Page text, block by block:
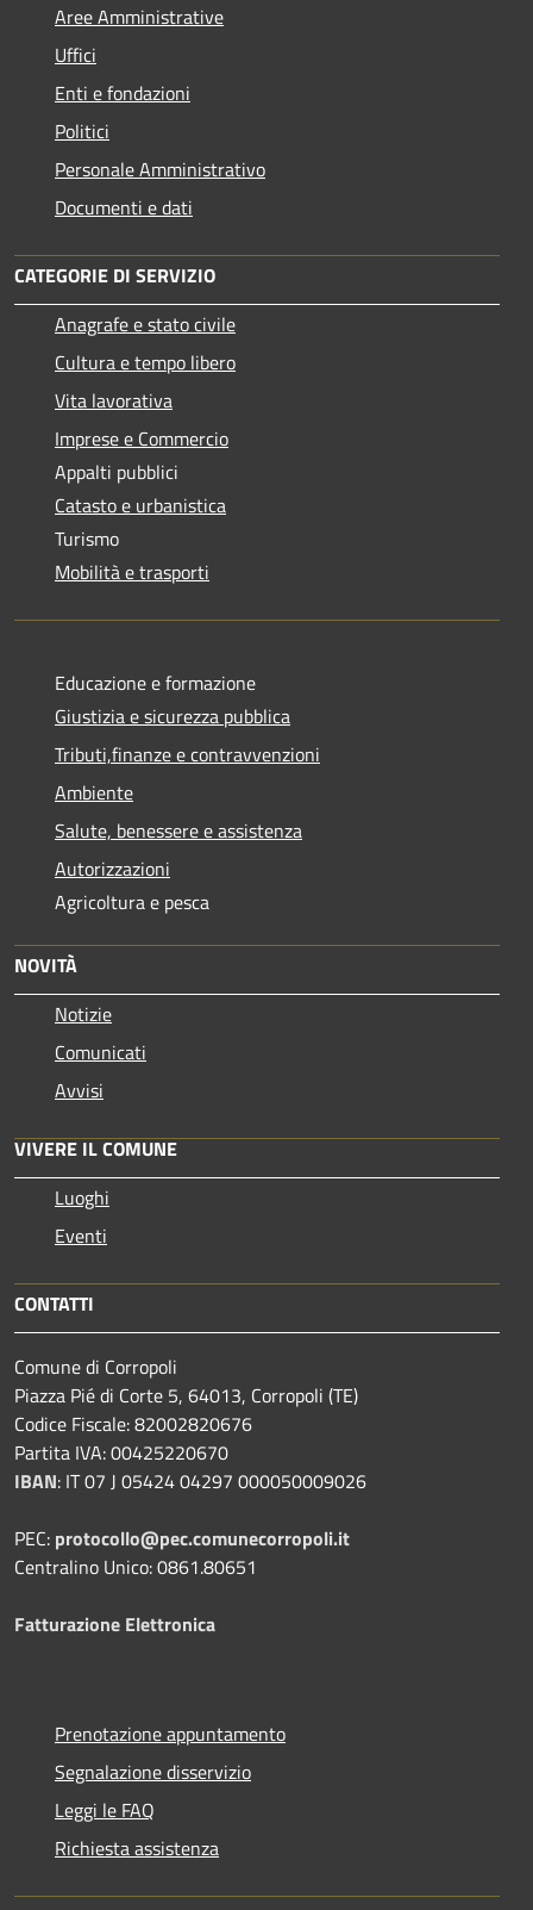
Aree Amministrative
Uffici
Enti e fondazioni
Politici
Personale Amministrativo
Documenti e dati
CATEGORIE DI SERVIZIO
Anagrafe e stato civile
Cultura e tempo libero
Vita lavorativa
Imprese e Commercio
Appalti pubblici
Catasto e urbanistica
Turismo
Mobilità e trasporti
Educazione e formazione
Giustizia e sicurezza pubblica
Tributi,finanze e contravvenzioni
Ambiente
Salute, benessere e assistenza
Autorizzazioni
Agricoltura e pesca
NOVITÀ
Notizie
Comunicati
Avvisi
VIVERE IL COMUNE
Luoghi
Eventi
CONTATTI
Comune di Corropoli
Piazza Pié di Corte 5, 64013, Corropoli (TE)
Codice Fiscale: 82002820676
Partita IVA: 00425220670
IBAN: IT 07 J 05424 04297 000050009026
PEC: protocollo@pec.comunecorropoli.it
Centralino Unico: 0861.80651
Fatturazione Elettronica
Prenotazione appuntamento
Segnalazione disservizio
Leggi le FAQ
Richiesta assistenza